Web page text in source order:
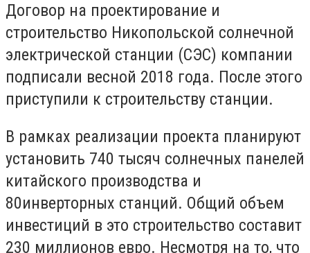
Договор на проектирование и
строительство Никопольской солнечной
электрической станции (СЭС) компании
подписали весной 2018 года. После этого
приступили к строительству станции.
В рамках реализации проекта планируют
установить 740 тысяч солнечных панелей
китайского производства и
80инверторных станций. Общий объем
инвестиций в это строительство составит
230 миллионов евро. Несмотря на то, что